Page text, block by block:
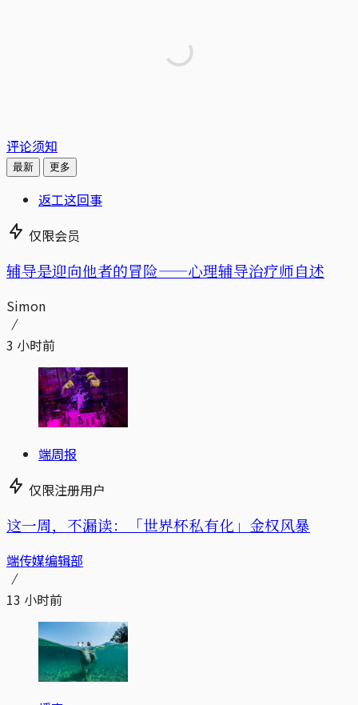
评论须知
最新 更多
返工这回事
仅限会员
辅导是迎向他者的冒险——心理辅导治疗师自述
Simon
3 小时前
端周报
仅限注册用户
这一周，不漏读：「世界杯私有化」金权风暴
端传媒编辑部
13 小时前